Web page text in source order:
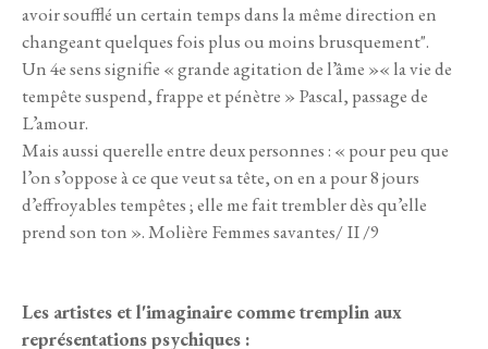
avoir soufflé un certain temps dans la même direction en
changeant quelques fois plus ou moins brusquement".
Un 4e sens signifie « grande agitation de l’âme »« la vie de
tempête suspend, frappe et pénètre » Pascal, passage de
L’amour.
Mais aussi querelle entre deux personnes : « pour peu que
l’on s’oppose à ce que veut sa tête, on en a pour 8 jours
d’effroyables tempêtes ; elle me fait trembler dès qu’elle
prend son ton ». Molière Femmes savantes/ II /9
Les artistes et l'imaginaire comme tremplin aux
représentations psychiques :